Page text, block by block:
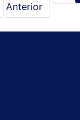
Anterior